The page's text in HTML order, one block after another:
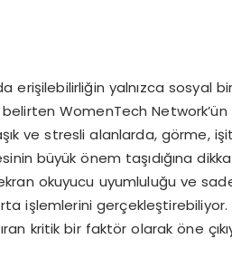
erişilebilirliğin yalnızca sosyal
WomenTech
ve stresli alanlarda, görme,
büyük önem taşıdığına
okuyucu uyumluluğu ve
işlemlerini gerçekleştirebiliyor.
kritik bir faktör olarak öne